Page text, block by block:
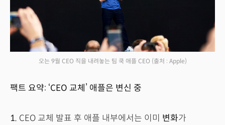
오는 9월 CEO 직을 내려놓는 팀 쿡 애플 CEO (출처 : Apple)
팩트 요약: ‘CEO 교체’ 애플은 변신 중
1. CEO 교체 발표 후 애플 내부에서는 이미 변화가